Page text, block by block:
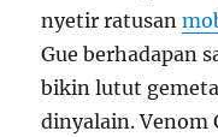
nyetir ratusan
Gue berhadapan
bikin lutut
dinyalain. Venom